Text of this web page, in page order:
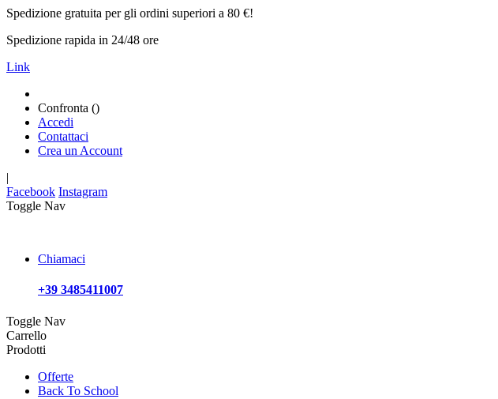
Spedizione gratuita per gli ordini superiori a 80 €!
Spedizione rapida in 24/48 ore
Link
Confronta ()
Accedi
Contattaci
Crea un Account
|
Facebook Instagram
Toggle Nav
Chiamaci
+39 3485411007
Toggle Nav
Carrello
Prodotti
Offerte
Back To School